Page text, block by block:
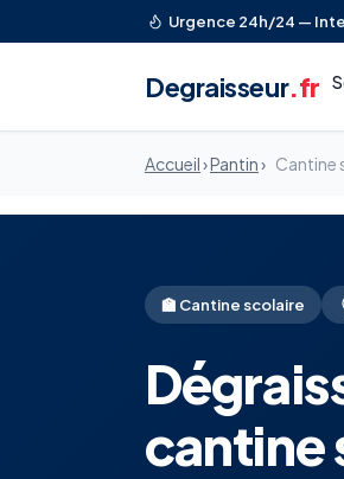
Urgence 24h/24 —
Degraisseur.fr
Accueil›Pantin› Cantine
🏫 Cantine scolaire
cantine